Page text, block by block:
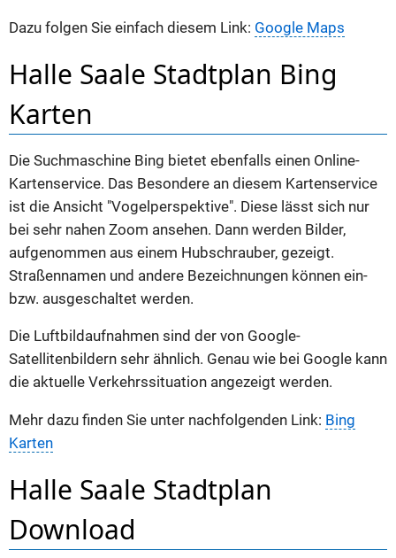
Dazu folgen Sie einfach diesem Link: Google Maps
Halle Saale Stadtplan Bing
Karten
Die Suchmaschine Bing bietet ebenfalls einen Online-
Kartenservice. Das Besondere an diesem Kartenservice
ist die Ansicht "Vogelperspektive". Diese lässt sich nur
bei sehr nahen Zoom ansehen. Dann werden Bilder,
aufgenommen aus einem Hubschrauber, gezeigt.
Straßennamen und andere Bezeichnungen können ein-
bzw. ausgeschaltet werden.
Die Luftbildaufnahmen sind der von Google-
Satellitenbildern sehr ähnlich. Genau wie bei Google kann
die aktuelle Verkehrssituation angezeigt werden.
Mehr dazu finden Sie unter nachfolgenden Link: Bing
Karten
Halle Saale Stadtplan
Download